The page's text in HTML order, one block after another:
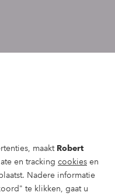
maakt Robert
en tracking cookies en
Nadere informatie
te klikken, gaat u
haar website en
altijd